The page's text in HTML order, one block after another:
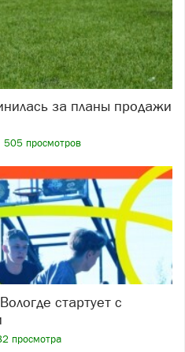
505 просмотров
просмотра